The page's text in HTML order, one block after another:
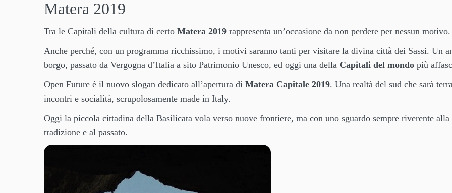
Matera 2019
Tra le Capitali della cultura di certo Matera 2019 rappresenta un’occasione da non perdere per nessun motivo.
Anche perché, con un programma ricchissimo, i motivi saranno tanti per visitare la divina città dei Sassi. Un
borgo, passato da Vergogna d’Italia a sito Patrimonio Unesco, ed oggi una della Capitali del mondo più
Open Future è il nuovo slogan dedicato all’apertura di Matera Capitale 2019. Una realtà del sud che sarà
incontri e socialità, scrupolosamente made in Italy.
Oggi la piccola cittadina della Basilicata vola verso nuove frontiere, ma con uno sguardo sempre riverente alla
tradizione e al passato.